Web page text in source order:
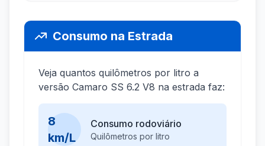
Consumo na Estrada
Veja quantos quilômetros por litro a
versão Camaro SS 6.2 V8 na estrada faz:
8
km/L
Consumo rodoviário
Quilômetros por litro